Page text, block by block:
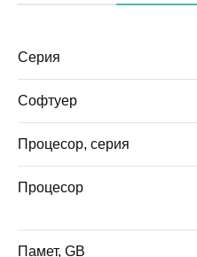
Серия
Софтуер
Процесор, серия
Процесор
Памет, GB